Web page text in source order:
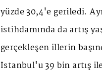
yüzde 30,4'e geriledi.
istihdamında da artış
gerçekleşen illerin
İstanbul'u 39 bin artış